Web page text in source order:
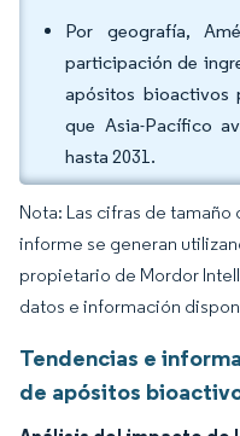
Por geografía,
participación de
apósitos bioactivos
que Asia-Pacífico
hasta 2031.
Nota: Las cifras de
informe se generan
propietario de Mordor
datos e información
Tendencias e
de apósitos